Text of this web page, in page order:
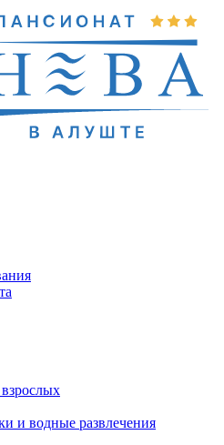
и водные развлечения